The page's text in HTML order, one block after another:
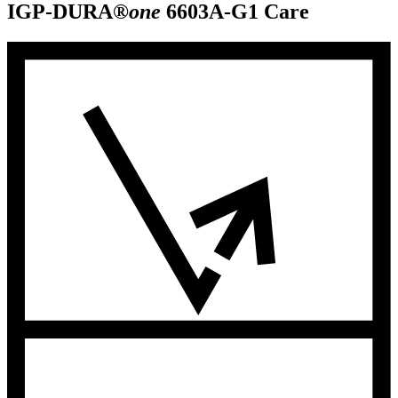
IGP-DURA®one 6603A-G1 Care